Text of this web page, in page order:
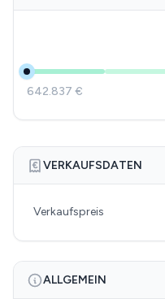
642.837 €
VERKAUFSDATEN
Verkaufspreis
ALLGEMEIN